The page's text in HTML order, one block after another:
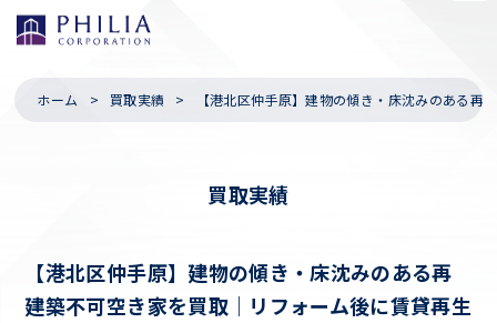
ホーム 買取実績 【港北区仲手原】建物の傾き・床沈みのある
買取実績
【港北区仲手原】建物の傾き・床沈みのある再
建築不可空き家を買取｜リフォーム後に賃貸再生